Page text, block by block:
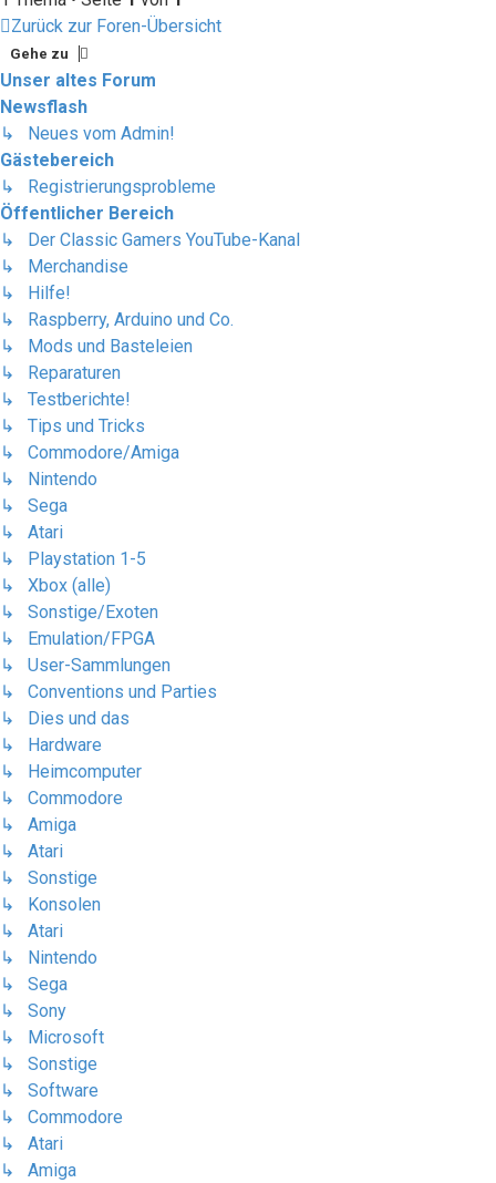
Zurück zur Foren-Übersicht
Gehe zu
Unser altes Forum
Newsflash
↳ Neues vom Admin!
Gästebereich
↳ Registrierungsprobleme
Öffentlicher Bereich
↳ Der Classic Gamers YouTube-Kanal
↳ Merchandise
↳ Hilfe!
↳ Raspberry, Arduino und Co.
↳ Mods und Basteleien
↳ Reparaturen
↳ Testberichte!
↳ Tips und Tricks
↳ Commodore/Amiga
↳ Nintendo
↳ Sega
↳ Atari
↳ Playstation 1-5
↳ Xbox (alle)
↳ Sonstige/Exoten
↳ Emulation/FPGA
↳ User-Sammlungen
↳ Conventions und Parties
↳ Dies und das
↳ Hardware
↳ Heimcomputer
↳ Commodore
↳ Amiga
↳ Atari
↳ Sonstige
↳ Konsolen
↳ Atari
↳ Nintendo
↳ Sega
↳ Sony
↳ Microsoft
↳ Sonstige
↳ Software
↳ Commodore
↳ Atari
↳ Amiga